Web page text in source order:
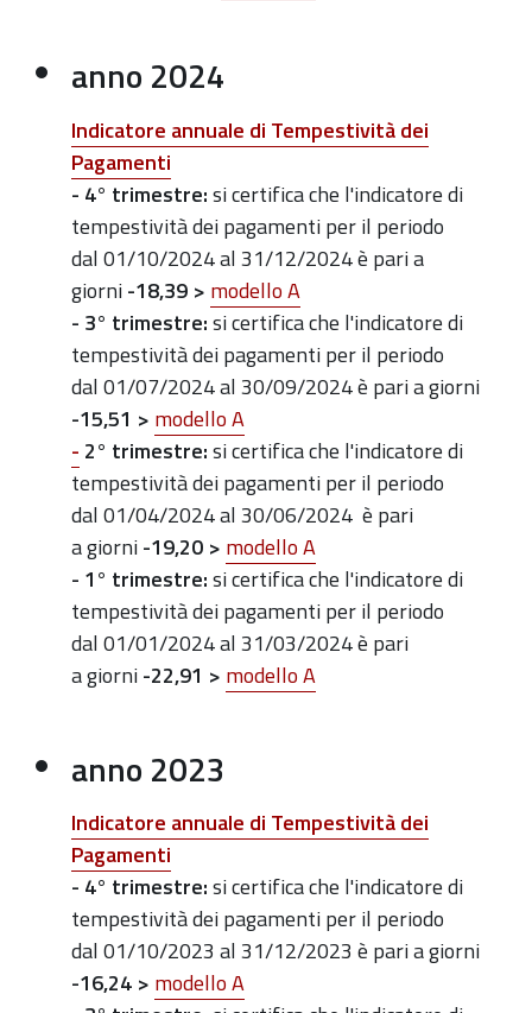
anno 2024
Indicatore annuale di Tempestività dei
Pagamenti
- 4° trimestre:si certifica che l'indicatore di
tempestività dei pagamenti per il periodo
dal 01/10/2024 al 31/12/2024 è pari a
giorni-18,39 > modello A
- 3° trimestre:si certifica che l'indicatore di
tempestività dei pagamenti per il periodo
dal 01/07/2024 al 30/09/2024 è pari a giorni
-15,51 > modello A
- 2° trimestre:si certifica che l'indicatore di
tempestività dei pagamenti per il periodo
dal 01/04/2024 al 30/06/2024 è pari
a giorni-19,20 > modello A
- 1° trimestre:si certifica che l'indicatore di
tempestività dei pagamenti per il periodo
dal 01/01/2024 al 31/03/2024 è pari
a giorni-22,91 > modello A
anno 2023
Indicatore annuale di Tempestività dei
Pagamenti
- 4° trimestre:si certifica che l'indicatore di
tempestività dei pagamenti per il periodo
dal 01/10/2023 al 31/12/2023 è pari a giorni
-16,24 > modello A